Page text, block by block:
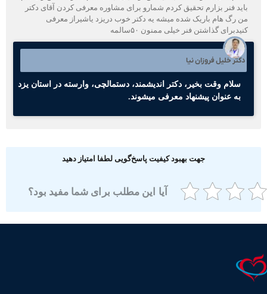
فنر بزارم تحقیق کردم شمارو برای مشاوره معرفی کردن آقای دکتر
رگ هام باریک شده میشه یه دکتر خوب دریزد یاشیراز معرفی
گذاشتن فنر خیلی ممنون ۵۰سالمه
دکتر خلیل فروزان نیا
سلام وقت بخیر، دکتر اندیشمند، دستمالچی، وارسته در استان یزد
به عنوان پیشنهاد معرفی میشوند.
جهت بهبود کیفیت پاسخ‌گویی لطفا امتیاز دهید
آیا این مطلب برای شما مفید بود؟